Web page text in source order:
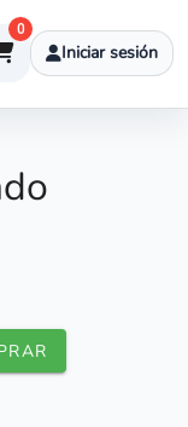
0
Iniciar sesión